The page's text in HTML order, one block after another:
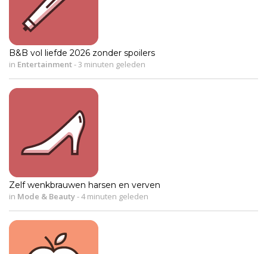
B&B vol liefde 2026 zonder spoilers
in Entertainment-3 minuten geleden
Zelf wenkbrauwen harsen en verven
in Mode & Beauty-4 minuten geleden